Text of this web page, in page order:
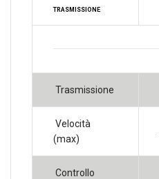
TRASMISSIONE
Trasmissione
Velocità
(max)
Controllo